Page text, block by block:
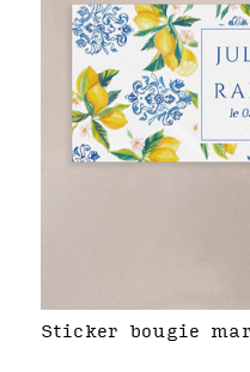
Sticker bougie